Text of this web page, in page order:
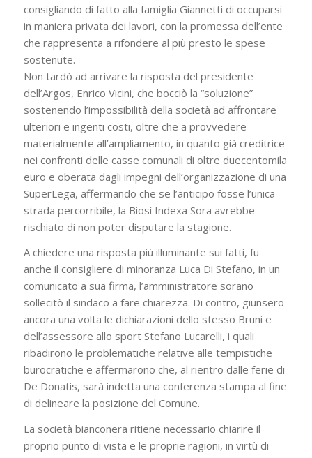
consigliando di fatto alla famiglia Giannetti di occuparsi
in maniera privata dei lavori, con la promessa dell’ente
che rappresenta a rifondere al più presto le spese
sostenute.
Non tardò ad arrivare la risposta del presidente
dell’Argos, Enrico Vicini, che bocciò la “soluzione”
sostenendo l’impossibilità della società ad affrontare
ulteriori e ingenti costi, oltre che a provvedere
materialmente all’ampliamento, in quanto già creditrice
nei confronti delle casse comunali di oltre duecentomila
euro e oberata dagli impegni dell’organizzazione di una
SuperLega, affermando che se l’anticipo fosse l’unica
strada percorribile, la Biosì Indexa Sora avrebbe
rischiato di non poter disputare la stagione.
A chiedere una risposta più illuminante sui fatti, fu
anche il consigliere di minoranza Luca Di Stefano, in un
comunicato a sua firma, l’amministratore sorano
sollecitò il sindaco a fare chiarezza. Di contro, giunsero
ancora una volta le dichiarazioni dello stesso Bruni e
dell’assessore allo sport Stefano Lucarelli, i quali
ribadirono le problematiche relative alle tempistiche
burocratiche e affermarono che, al rientro dalle ferie di
De Donatis, sarà indetta una conferenza stampa al fine
di delineare la posizione del Comune.
La società bianconera ritiene necessario chiarire il
proprio punto di vista e le proprie ragioni, in virtù di